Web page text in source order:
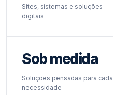
Sites, sistemas e soluções
digitais
Sob medida
Soluções pensadas para cada
necessidade